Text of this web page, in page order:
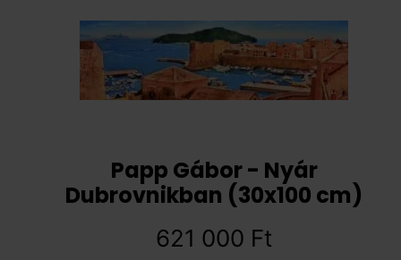
Papp Gábor - Nyár
Dubrovnikban (30x100 cm)
621 000 Ft